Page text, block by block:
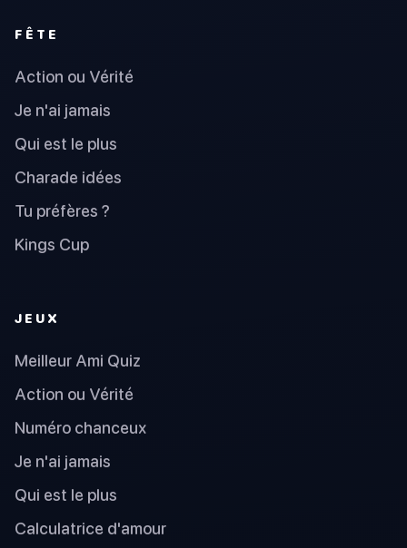
FÊTE
Action ou Vérité
Je n'ai jamais
Qui est le plus
Charade idées
Tu préfères ?
Kings Cup
JEUX
Meilleur Ami Quiz
Action ou Vérité
Numéro chanceux
Je n'ai jamais
Qui est le plus
Calculatrice d'amour